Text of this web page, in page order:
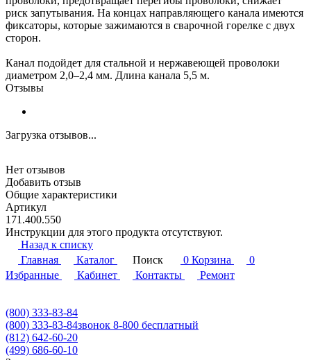
риск запутывания. На концах направляющего канала имеются
фиксаторы, которые зажимаются в сварочной горелке с двух
сторон.
Канал подойдет для стальной и нержавеющей проволоки
диаметром 2,0–2,4 мм. Длина канала 5,5 м.
Отзывы
Загрузка отзывов...
Нет отзывов
Добавить отзыв
Общие характеристики
Артикул
171.400.550
Инструкции для этого продукта отсутствуют.
Назад к списку
Главная
Каталог Поиск 0 Корзина
0
Избранные
Кабинет Контакты Ремонт
(800) 333-83-84
(800) 333-83-84звонок 8-800 бесплатный
(812) 642-60-20
(499) 686-60-10